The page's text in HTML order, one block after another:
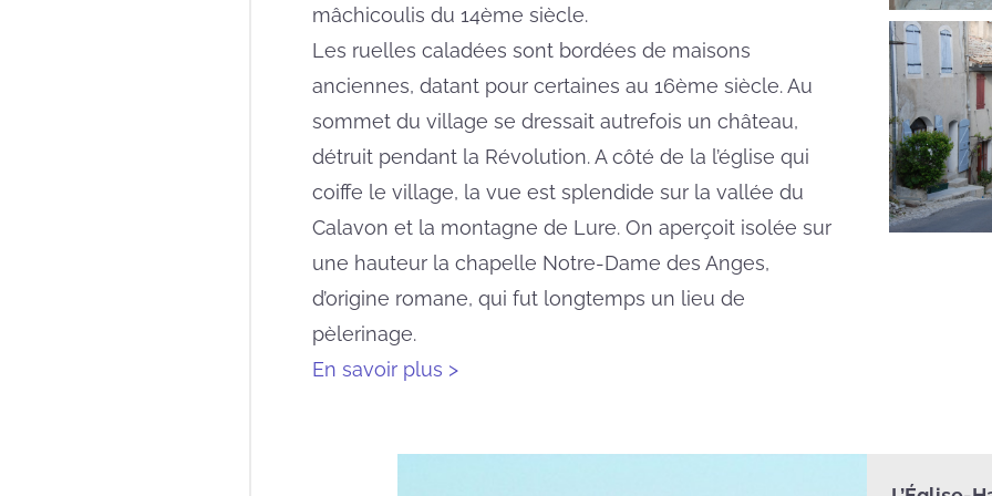
mâchicoulis du 14ème siècle.
Les ruelles caladées sont bordées de maisons
anciennes, datant pour certaines au 16ème siècle. Au
sommet du village se dressait autrefois un château,
détruit pendant la Révolution. A côté de la l’église qui
coiffe le village, la vue est splendide sur la vallée du
Calavon et la montagne de Lure. On aperçoit isolée sur
une hauteur la chapelle Notre-Dame des Anges,
d’origine romane, qui fut longtemps un lieu de
pèlerinage.
En savoir plus >